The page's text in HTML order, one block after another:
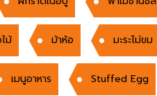
ม้ ม้าห้อ มะระไม่ขม
เมนูอาหาร Stuffed Egg